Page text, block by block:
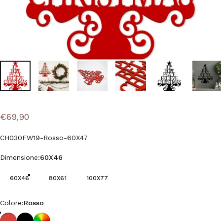
€69,90
CH030FW19-Rosso-60X47
Dimensione
Dimensione:60X46
60X46 80X61 100X77
Colore
Colore:Rosso
RossoNero Colore Personalizzato